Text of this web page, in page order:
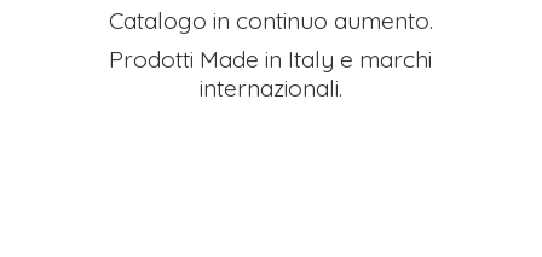
Catalogo in continuo aumento.
Prodotti Made in Italy e marchi
internazionali.